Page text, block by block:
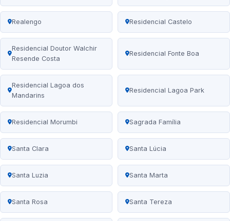
Realengo Residencial Castelo
Residencial Doutor Walchir
Resende Costa
Residencial Fonte Boa
Residencial Lagoa dos
Mandarins
Residencial Lagoa Park
Residencial Morumbi Sagrada Família
Santa Clara Santa Lúcia
Santa Luzia Santa Marta
Santa Rosa Santa Tereza